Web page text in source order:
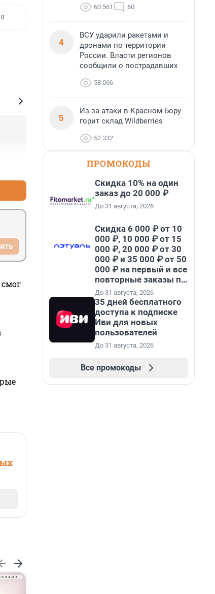
0
60 561 60
4
ВСУ ударили ракетами и
дронами по территории
России. Власти регионов
сообщили о пострадавших
58 066
5
Из-за атаки в Красном Бору
горит склад Wildberries
52 332
ПРОМОКОДЫ
Скидка 10% на один
заказ до 20 000 ₽
До 31 августа, 2026
Скидка 6 000 ₽ от 10
000 ₽, 10 000 ₽ от 15
000 ₽, 20 000 ₽ от 30
000 ₽ и 35 000 ₽ от 50
000 ₽ на первый и все
повторные заказы по
промокоду НАБЕРИ
До 31 августа, 2026
35 дней бесплатного
доступа к подписке
Иви для новых
пользователей
До 31 августа, 2026
Все промокоды